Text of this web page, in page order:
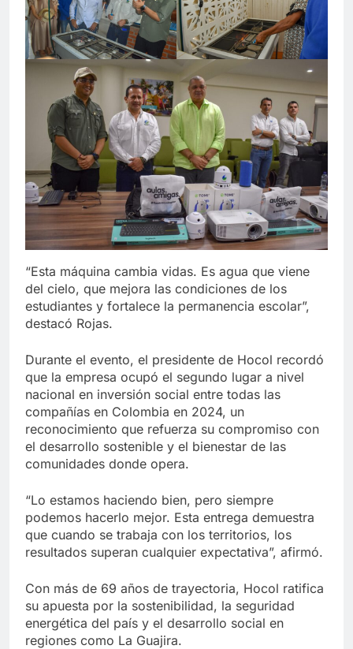
“Esta máquina cambia vidas. Es agua que viene
del cielo, que mejora las condiciones de los
estudiantes y fortalece la permanencia escolar”,
destacó Rojas.
Durante el evento, el presidente de Hocol recordó
que la empresa ocupó el segundo lugar a nivel
nacional en inversión social entre todas las
compañías en Colombia en 2024, un
reconocimiento que refuerza su compromiso con
el desarrollo sostenible y el bienestar de las
comunidades donde opera.
“Lo estamos haciendo bien, pero siempre
podemos hacerlo mejor. Esta entrega demuestra
que cuando se trabaja con los territorios, los
resultados superan cualquier expectativa”, afirmó.
Con más de 69 años de trayectoria, Hocol ratifica
su apuesta por la sostenibilidad, la seguridad
energética del país y el desarrollo social en
regiones como La Guajira.